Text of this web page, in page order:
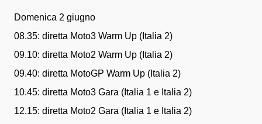
Domenica 2 giugno
08.35: diretta Moto3 Warm Up (Italia 2)
09.10: diretta Moto2 Warm Up (Italia 2)
09.40: diretta MotoGP Warm Up (Italia 2)
10.45: diretta Moto3 Gara (Italia 1 e Italia 2)
12.15: diretta Moto2 Gara (Italia 1 e Italia 2)